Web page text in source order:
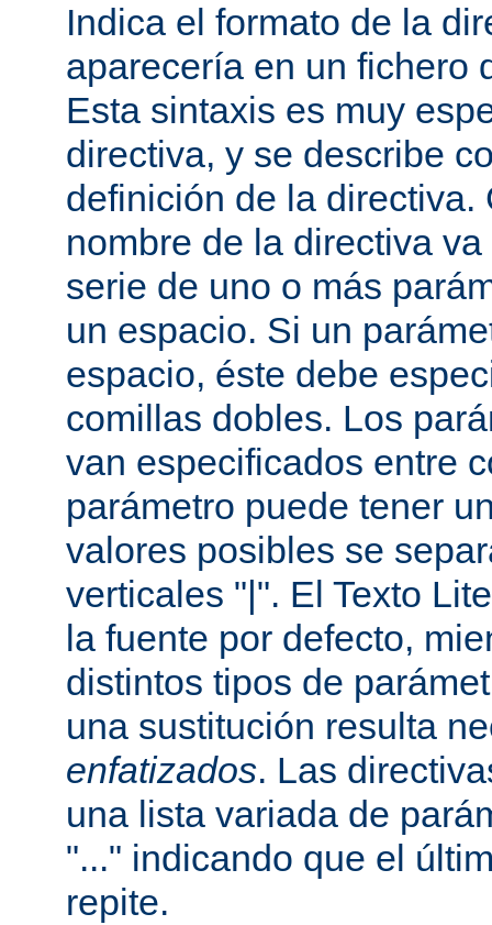
Indica el formato de la
aparecería en un fichero
Esta sintaxis es muy
directiva, y se describe
definición de la directiva.
nombre de la directiva
serie de uno o más
un espacio. Si un
espacio, éste debe
comillas dobles. Los
van especificados entre
parámetro puede tener
valores posibles se
verticales "|". El Texto
la fuente por defecto,
distintos tipos de
una sustitución resulta
enfatizados. Las
una lista variada de
"..." indicando que el
repite.